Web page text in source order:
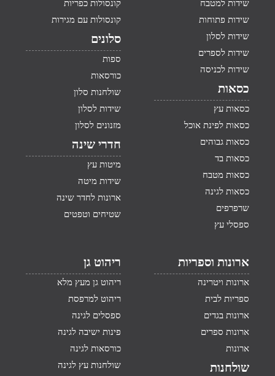
שידות למטבח
שידות פתוחות
שידות לסלון
שידות לספרים
שידות לכניסה
כסאות
כסאות עץ
כסאות לפינת אוכל
כסאות גבוהים
כסאות בד
כסאות מטבח
כסאות לגינה
שרפרפים
ספסלי עץ
קונסולות כפריות
קונסולות עם מגירות
סלונים
ספות
כורסאות
שולחנות סלון
שידות לסלון
מזנונים לסלון
חדרי שינה
מיטות עץ
שידות מיטה
ארונות לחדר שינה
שטיחים וטפטים
ארונות וספריות
ארונות ויטרינה
ספריות לבית
ארונות בגדים
ארונות ספרים
ארונות
שולחנות
ריהוט גן
ריהוט גן מעץ מלא
ריהוט למרפסת
ספסלים לגינה
פינות ישיבה לגינה
כורסאות לגינה
שולחנות עץ לגינה